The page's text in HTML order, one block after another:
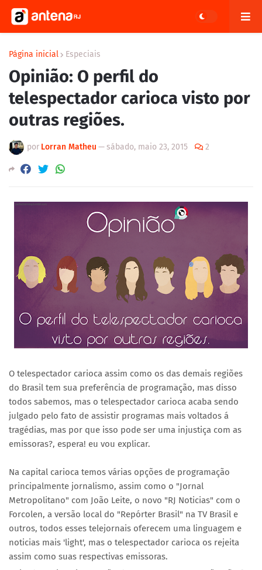
Página inicial Especiais
Opinião: O perfil do
telespectador carioca visto por
outras regiões.
por Lorran Matheu — sábado, maio 23, 2015 2
O telespectador carioca assim como os das demais regiões
do Brasil tem sua preferência de programação, mas disso
todos sabemos, mas o telespectador carioca acaba sendo
julgado pelo fato de assistir programas mais voltados á
tragédias, mas por que isso pode ser uma injustiça com as
emissoras?, espera! eu vou explicar.
Na capital carioca temos várias opções de programação
principalmente jornalismo, assim como o "Jornal
Metropolitano" com João Leite, o novo "RJ Noticias" com o
Forcolen, a versão local do "Repórter Brasil" na TV Brasil e
outros, todos esses telejornais oferecem uma linguagem e
noticias mais 'light', mas o telespectador carioca os rejeita
assim como suas respectivas emissoras.